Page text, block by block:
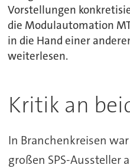
Vorstellungen
die Modulautomation
in die Hand einer
weiterlesen.
Kritik an
In Branchenkreisen
großen SPS-Aussteller